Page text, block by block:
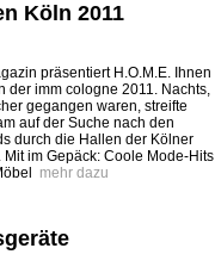
Köln 2011
präsentiert H.O.M.E. Ihnen
der imm cologne 2011. Nachts,
gegangen waren, streifte
auf der Suche nach den
durch die ­Hallen der Kölner
Mit im Gepäck: Coole Mode-Hits
mehr dazu